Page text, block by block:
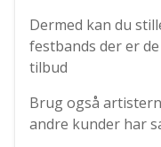
Dermed kan du
festbands der er
tilbud
Brug også
andre kunder har